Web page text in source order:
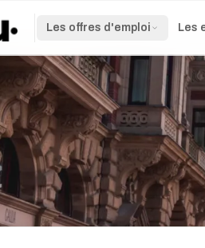
Les offres d'emploi Les